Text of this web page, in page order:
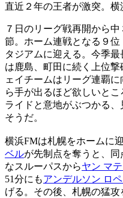
直近２年の王者が激突。横
７日のリーグ戦再開から
節。ホーム連戦となる９
タジアムに迎える。今季
は鹿島、町田に続く上位
ェイチームはリーグ連覇
ら手が出るほど欲しいと
ライドと意地がぶつかる
そうだ。
横浜FMは札幌をホームに
ベルが先制点を奪うと、同
なスルーパスからヤン マ
51分にもアンデルソン ロ
げる。その後、札幌の猛